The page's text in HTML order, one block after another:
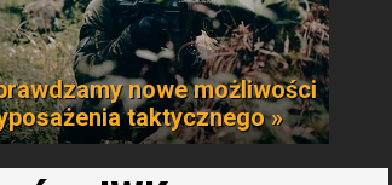
nowe możliwości
taktycznego »